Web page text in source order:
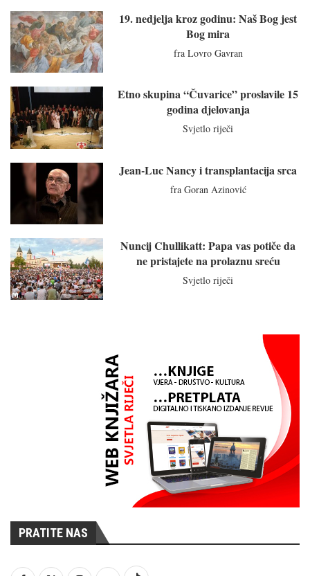
19. nedjelja kroz godinu: Naš Bog jest
Bog mira
fra Lovro Gavran
Etno skupina “Čuvarice” proslavile 15
godina djelovanja
Svjetlo riječi
Jean-Luc Nancy i transplantacija srca
fra Goran Azinović
Nuncij Chullikatt: Papa vas potiče da
ne pristajete na prolaznu sreću
Svjetlo riječi
PRATITE NAS